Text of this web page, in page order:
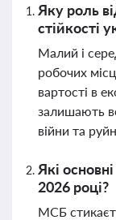
Яку роль
стійкості
Малий і
робочих
вартості в
залишають
війни та
Які
2026 році?
МСБ